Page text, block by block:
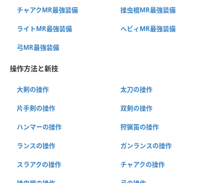
チャアクMR最強装備 操虫棍MR最強装備
ライトMR最強装備 ヘビィMR最強装備
弓MR最強装備
操作方法と新技
大剣の操作 太刀の操作
片手剣の操作 双剣の操作
ハンマーの操作 狩猟笛の操作
ランスの操作 ガンランスの操作
スラアクの操作 チャアクの操作